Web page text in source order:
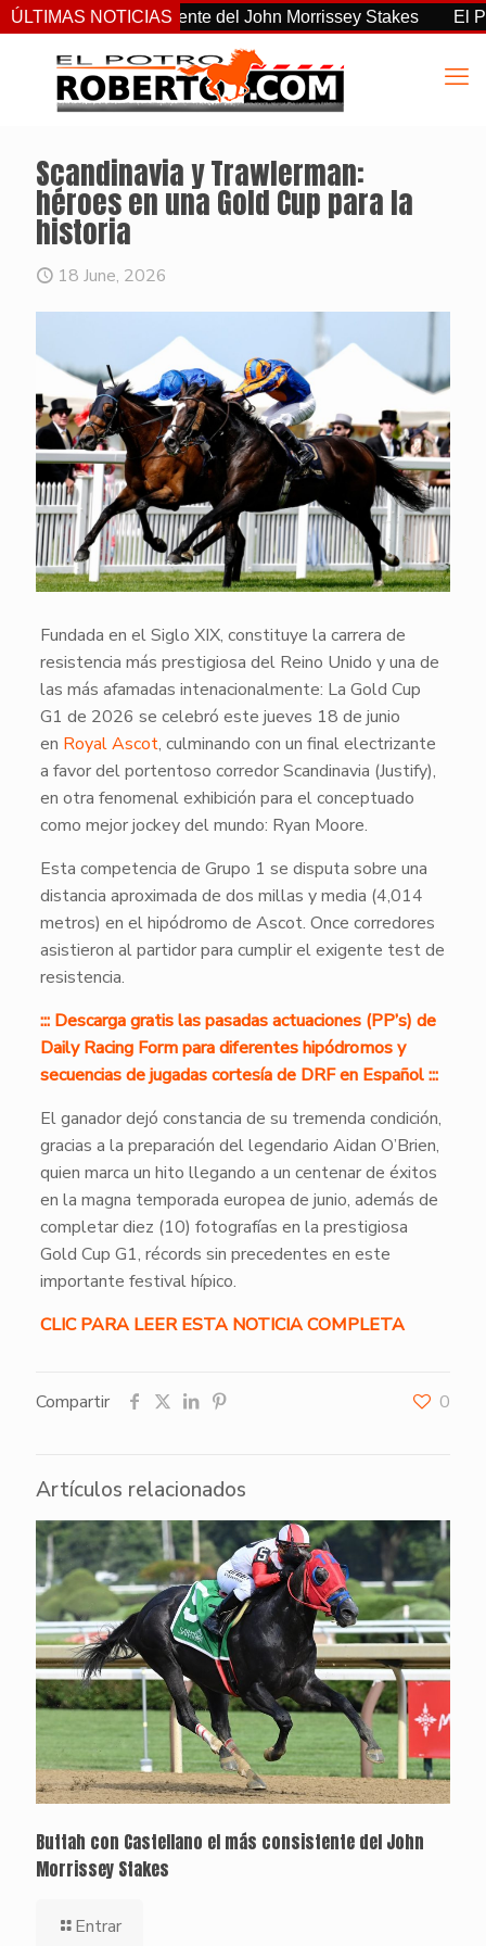
ÚLTIMAS NOTICIAS
el más consistente del John Morrissey Stakes El
Scandinavia y Trawlerman:
héroes en una Gold Cup para la
historia
18 June, 2026
Fundada en el Siglo XIX, constituye la carrera de
resistencia más prestigiosa del Reino Unido y una de
las más afamadas intenacionalmente: La Gold Cup
G1 de 2026 se celebró este jueves 18 de junio
en Royal Ascot, culminando con un final electrizante
a favor del portentoso corredor Scandinavia (Justify),
en otra fenomenal exhibición para el conceptuado
como mejor jockey del mundo: Ryan Moore.
Esta competencia de Grupo 1 se disputa sobre una
distancia aproximada de dos millas y media (4,014
metros) en el hipódromo de Ascot. Once corredores
asistieron al partidor para cumplir el exigente test de
resistencia.
::: Descarga gratis las pasadas actuaciones (PP’s) de
Daily Racing Form para diferentes hipódromos y
secuencias de jugadas cortesía de DRF en Español :::
El ganador dejó constancia de su tremenda condición,
gracias a la preparación del legendario Aidan O’Brien,
quien marca un hito llegando a un centenar de éxitos
en la magna temporada europea de junio, además de
completar diez (10) fotografías en la prestigiosa
Gold Cup G1, récords sin precedentes en este
importante festival hípico.
CLIC PARA LEER ESTA NOTICIA COMPLETA
Compartir 0
Artículos relacionados
Buttah con Castellano el más consistente del John
Morrissey Stakes
Entrar